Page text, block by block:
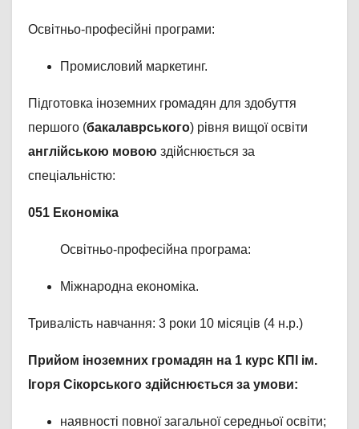
Освітньо-професійні програми:
Промисловий маркетинг.
Підготовка іноземних громадян для здобуття
першого (бакалаврського) рівня вищої освіти
англійською мовою здійснюється за
спеціальністю:
051 Економіка
Освітньо-професійна програма:
Міжнародна економіка.
Тривалість навчання: 3 роки 10 місяців (4 н.р.)
Прийом іноземних громадян на 1 курс КПІ ім.
Ігоря Сікорського здійснюється за умови:
наявності повної загальної середньої освіти;